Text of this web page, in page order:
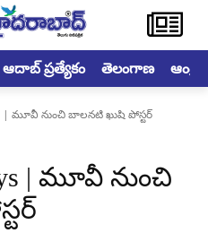
ఆదాబ్ ప్రత్యేకం తెలంగాణ
| మూవీ నుంచి బాలనటి ఖుషి పోస్టర్
| మూవీ నుంచి